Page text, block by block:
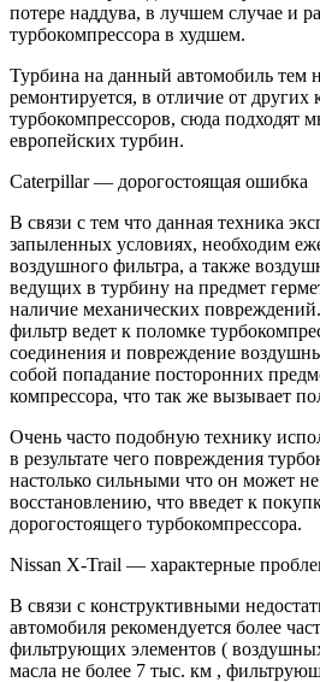
потере наддува, в лучшем случае и
турбокомпрессора в худшем.
Турбина на данный автомобиль тем
ремонтируется, в отличие от других
турбокомпрессоров, сюда подходят
европейских турбин.
Caterpillar — дорогостоящая ошибка
В связи с тем что данная техника
запыленных условиях, необходим
воздушного фильтра, а также
ведущих в турбину на предмет
наличие механических
фильтр ведет к поломке
соединения и повреждение
собой попадание посторонних
компрессора, что так же вызывает
Очень часто подобную технику
в результате чего повреждения
настолько сильными что он может
восстановлению, что введет к
дорогостоящего турбокомпрессора.
Nissan X-Trail — характерные
В связи с конструктивными
автомобиля рекомендуется более
фильтрующих элементов (
масла не более 7 тыс. км ,